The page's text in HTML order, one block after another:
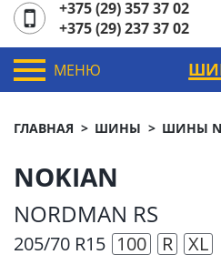
+375 (29) 357 37 02
+375 (29) 237 37 02
МЕНЮ
ГЛАВНАЯ ШИНЫ ШИНЫ
NOKIAN
NORDMAN RS
205/70 R15 100 R XL